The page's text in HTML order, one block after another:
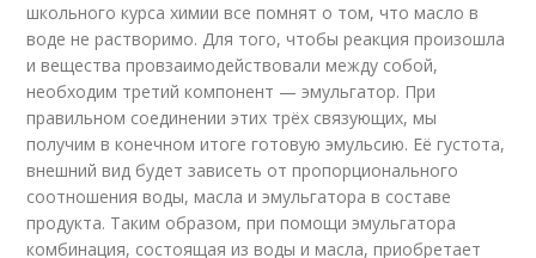
школьного курса химии все помнят о том, что масло в
воде не растворимо. Для того, чтобы реакция произошла
и вещества провзаимодействовали между собой,
необходим третий компонент — эмульгатор. При
правильном соединении этих трёх связующих, мы
получим в конечном итоге готовую эмульсию. Её густота,
внешний вид будет зависеть от пропорционального
соотношения воды, масла и эмульгатора в составе
продукта. Таким образом, при помощи эмульгатора
комбинация, состоящая из воды и масла, приобретает